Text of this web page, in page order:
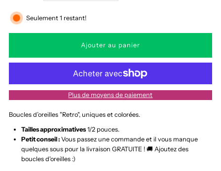
quantité
de
rétro
quantité
de
rétro
Seulement 1 restant!
Plus de moyens de paiement
Boucles d’oreilles "Retro", uniques et colorées.
Tailles approximatives1/2 pouces.
Petit conseil :Vous passez une commande et il vous manque
quelques sous pour la livraison GRATUITE !🚚Ajoutez des
boucles d'oreilles :)